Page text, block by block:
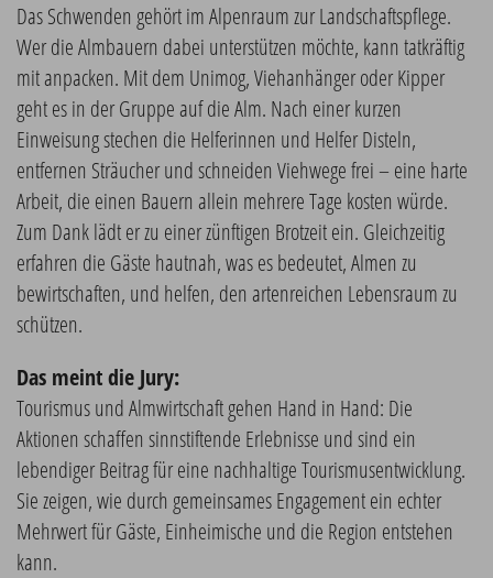
Das Schwenden gehört im Alpenraum zur Landschaftspflege.
Wer die Almbauern dabei unterstützen möchte, kann tatkräftig
mit anpacken. Mit dem Unimog, Viehanhänger oder Kipper
geht es in der Gruppe auf die Alm. Nach einer kurzen
Einweisung stechen die Helferinnen und Helfer Disteln,
entfernen Sträucher und schneiden Viehwege frei – eine harte
Arbeit, die einen Bauern allein mehrere Tage kosten würde.
Zum Dank lädt er zu einer zünftigen Brotzeit ein. Gleichzeitig
erfahren die Gäste hautnah, was es bedeutet, Almen zu
bewirtschaften, und helfen, den artenreichen Lebensraum zu
schützen.
Das meint die Jury:
Tourismus und Almwirtschaft gehen Hand in Hand: Die
Aktionen schaffen sinnstiftende Erlebnisse und sind ein
lebendiger Beitrag für eine nachhaltige Tourismusentwicklung.
Sie zeigen, wie durch gemeinsames Engagement ein echter
Mehrwert für Gäste, Einheimische und die Region entstehen
kann.